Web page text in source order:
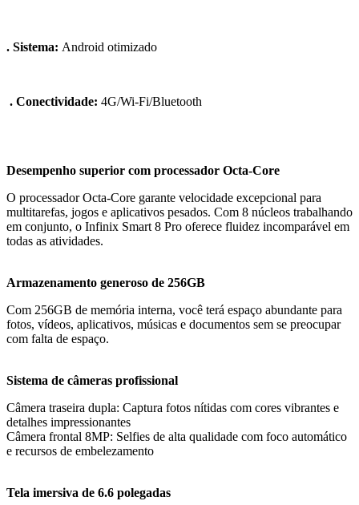
. Sistema: Android otimizado
. Conectividade: 4G/Wi-Fi/Bluetooth
Desempenho superior com processador Octa-Core
O processador Octa-Core garante velocidade excepcional para
multitarefas, jogos e aplicativos pesados. Com 8 núcleos trabalhando
em conjunto, o Infinix Smart 8 Pro oferece fluidez incomparável em
todas as atividades.
Armazenamento generoso de 256GB
Com 256GB de memória interna, você terá espaço abundante para
fotos, vídeos, aplicativos, músicas e documentos sem se preocupar
com falta de espaço.
Sistema de câmeras profissional
Câmera traseira dupla: Captura fotos nítidas com cores vibrantes e
detalhes impressionantes
Câmera frontal 8MP: Selfies de alta qualidade com foco automático
e recursos de embelezamento
Tela imersiva de 6.6 polegadas